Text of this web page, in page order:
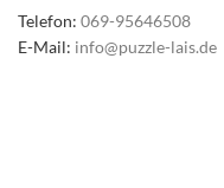
Telefon: 069-95646508
E-Mail: info@puzzle-lais.de